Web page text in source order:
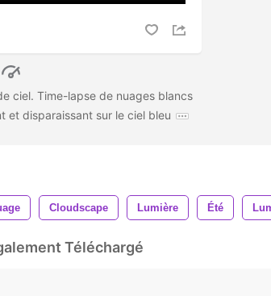
ciel. Time-lapse de nuages ​​blancs
et disparaissant sur le ciel bleu
Cloudscape Lumière Été
Téléchargé